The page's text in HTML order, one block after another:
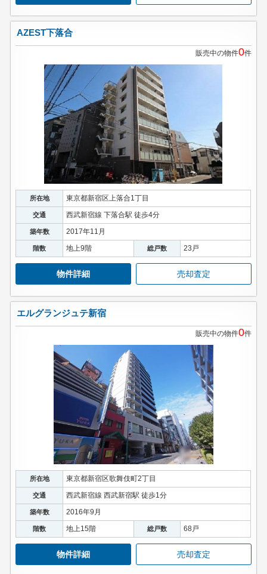
AZEST下落合
販売中の物件0件
所在地 東京都新宿区上落合1丁目
交通 西武新宿線 下落合駅 徒歩4分
築年数 2017年11月
階数 地上9階 総戸数 23戸
物件詳細 売却査定
エルグランジュテ新宿
販売中の物件0件
所在地 東京都新宿区歌舞伎町2丁目
交通 西武新宿線 西武新宿駅 徒歩1分
築年数 2016年9月
階数 地上15階 総戸数 68戸
物件詳細 売却査定